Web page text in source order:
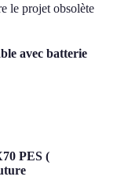
le projet obsolète
avec batterie
PES (